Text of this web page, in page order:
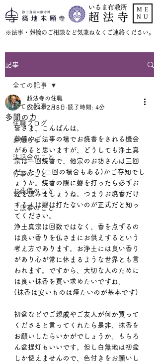
いるま布教所
超 法 寺
​※法事・葬儀のご相談など気兼ねなくご連絡ください。
ME
NU
記事
全ての記事
住職ブログ
お知らせ
法話会のこと
行事のこと
お葬儀のこと
ご法事のこと
全ての記事
多聞の力
超法寺の住職
2024年2月8日 読了時間: 4分
皆さま、こんばんは。
葬儀やご法事の場でお焼香をされる機会
があると思いますが、どうしても浄土真
宗は一回焼香で、他宗のお坊さんは三回
だったり(二回の場合もある)かご存知でし
ょうか。焼香の際に磬を打ったら必ずお
経を読みましょうね。つまりお焼香だけ
する人は磬は打たないのが正式だと知っ
てください。
浄土真宗は回数ではなく、香を点ずるの
は良い香りを仏さまにお供えするという
考え方であります。お浄土には良い香り
があり心が常に休まるような世界とも言
われます。ですから、大切な人のために
は良い抹香を買い求めたいですね。
(抹香は安いものは煙たいのが基本です)
初盆などでご親戚やご友人が何か買って
くださると言ってくれたら是非、抹香を
お願いしたらいかがでしょうか。もちろ
ん盆提灯もいいです。但し白無地は初盆
しか使えませんので、色付きをお願いし